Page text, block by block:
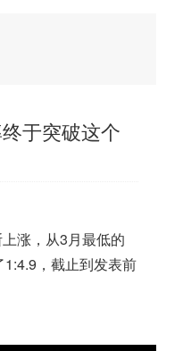
于突破这个
涨，从3月最低的
，截止到发表前